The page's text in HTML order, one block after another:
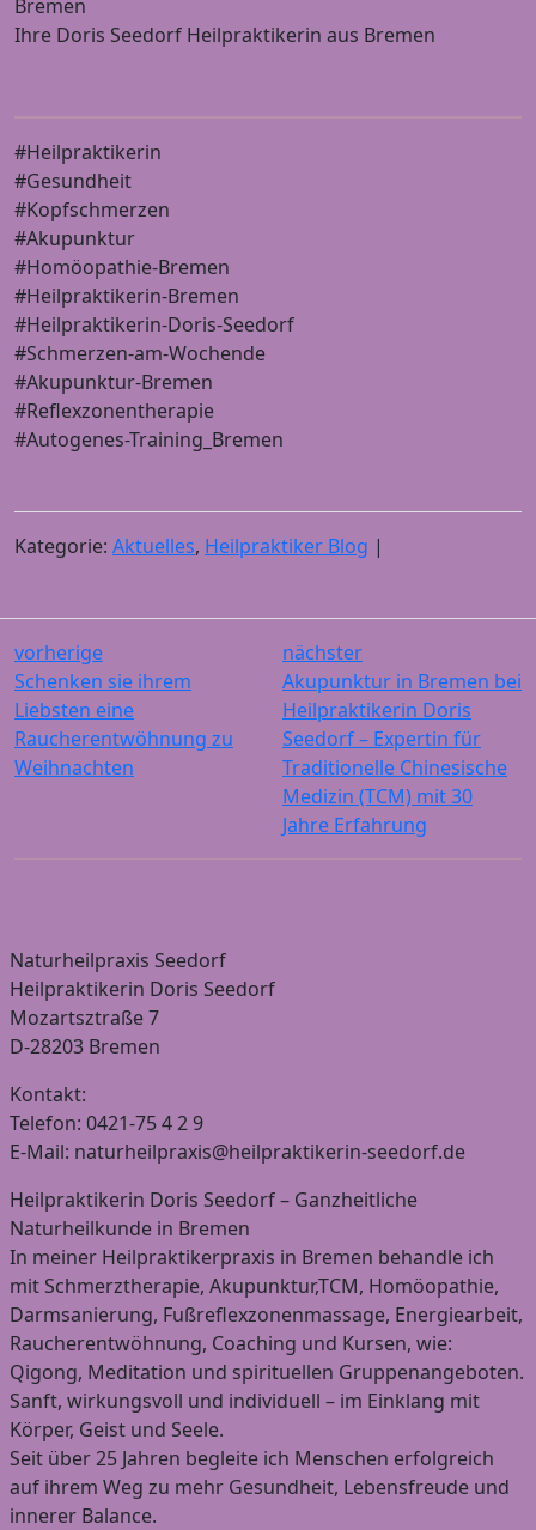
Bremen
Ihre Doris Seedorf Heilpraktikerin aus Bremen
#Heilpraktikerin
#Gesundheit
#Kopfschmerzen
#Akupunktur
#Homöopathie-Bremen
#Heilpraktikerin-Bremen
#Heilpraktikerin-Doris-Seedorf
#Schmerzen-am-Wochende
#Akupunktur-Bremen
#Reflexzonentherapie
#Autogenes-Training_Bremen
Kategorie: Aktuelles, Heilpraktiker Blog |
vorherige
Schenken sie ihrem
Liebsten eine
Raucherentwöhnung zu
Weihnachten
nächster
Akupunktur in Bremen bei
Heilpraktikerin Doris
Seedorf – Expertin für
Traditionelle Chinesische
Medizin (TCM) mit 30
Jahre Erfahrung
Naturheilpraxis Seedorf
Heilpraktikerin Doris Seedorf
Mozartsztraße 7
D-28203 Bremen
Kontakt:
Telefon: 0421-75 4 2 9
E-Mail: naturheilpraxis@heilpraktikerin-seedorf.de
Heilpraktikerin Doris Seedorf – Ganzheitliche
Naturheilkunde in Bremen
In meiner Heilpraktikerpraxis in Bremen behandle ich
mit Schmerztherapie, Akupunktur,TCM, Homöopathie,
Darmsanierung, Fußreflexzonenmassage, Energiearbeit,
Raucherentwöhnung, Coaching und Kursen, wie:
Qigong, Meditation und spirituellen Gruppenangeboten.
Sanft, wirkungsvoll und individuell – im Einklang mit
Körper, Geist und Seele.
Seit über 25 Jahren begleite ich Menschen erfolgreich
auf ihrem Weg zu mehr Gesundheit, Lebensfreude und
innerer Balance.